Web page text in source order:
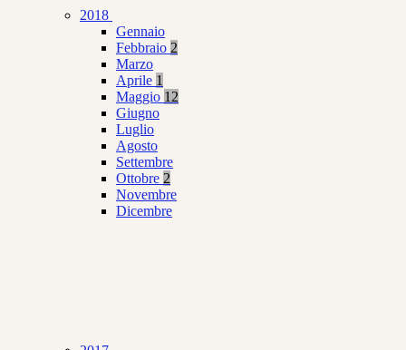
2018
Gennaio
Febbraio 2
Marzo
Aprile 1
Maggio 12
Giugno
Luglio
Agosto
Settembre
Ottobre 2
Novembre
Dicembre